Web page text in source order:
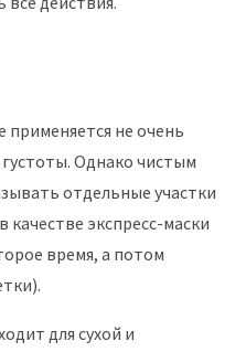
применяется не очень
Однако чистым
отдельные участки
качестве экспресс-маски
время, а потом
для сухой и